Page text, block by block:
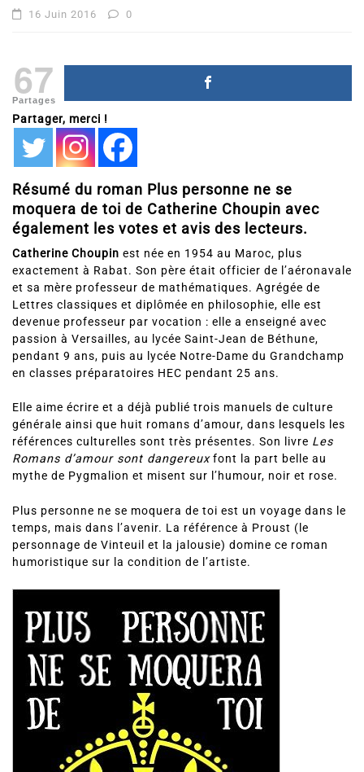
16 Juin 2016 0
67
Partages
Partager, merci !
Résumé du roman Plus personne ne se
moquera de toi de Catherine Choupin avec
également les votes et avis des lecteurs.
Catherine Choupin est née en 1954 au Maroc, plus
exactement à Rabat. Son père était officier de l’aéronavale
et sa mère professeur de mathématiques. Agrégée de
Lettres classiques et diplômée en philosophie, elle est
devenue professeur par vocation : elle a enseigné avec
passion à Versailles, au lycée Saint-Jean de Béthune,
pendant 9 ans, puis au lycée Notre-Dame du Grandchamp
en classes préparatoires HEC pendant 25 ans.
Elle aime écrire et a déjà publié trois manuels de culture
générale ainsi que huit romans d’amour, dans lesquels les
références culturelles sont très présentes. Son livre Les
Romans d’amour sont dangereuxfont la part belle au
mythe de Pygmalion et misent sur l’humour, noir et rose.
Plus personne ne se moquera de toi est un voyage dans le
temps, mais dans l’avenir. La référence à Proust (le
personnage de Vinteuil et la jalousie) domine ce roman
humoristique sur la condition de l’artiste.